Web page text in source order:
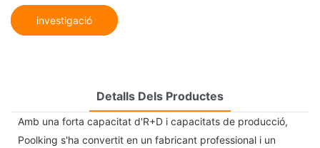
investigació
Detalls Dels Productes
Amb una forta capacitat d'R+D i capacitats de producció,
Poolking s'ha convertit en un fabricant professional i un